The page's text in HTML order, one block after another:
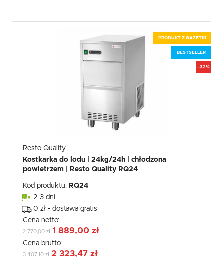
PRODUKT Z GAZETKI
BESTSELLER
-32%
Resto Quality
Kostkarka do lodu | 24kg/24h | chłodzona
powietrzem | Resto Quality RQ24
Kod produktu: RQ24
2-3 dni
0 zł - dostawa gratis
Cena netto:
2 770,00 zł 1 889,00 zł
Cena brutto:
3 407,10 zł 2 323,47 zł